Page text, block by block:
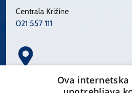
Centrala Križine
021 557 111
Spinčićeva 1, 21000 Split
Ova internetska